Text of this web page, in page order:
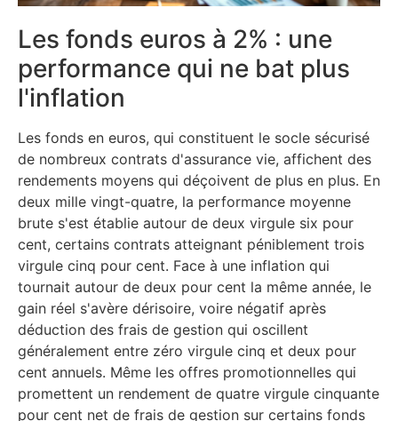
Les fonds euros à 2% : une
performance qui ne bat plus
l'inflation
Les fonds en euros, qui constituent le socle sécurisé
de nombreux contrats d'assurance vie, affichent des
rendements moyens qui déçoivent de plus en plus. En
deux mille vingt-quatre, la performance moyenne
brute s'est établie autour de deux virgule six pour
cent, certains contrats atteignant péniblement trois
virgule cinq pour cent. Face à une inflation qui
tournait autour de deux pour cent la même année, le
gain réel s'avère dérisoire, voire négatif après
déduction des frais de gestion qui oscillent
généralement entre zéro virgule cinq et deux pour
cent annuels. Même les offres promotionnelles qui
promettent un rendement de quatre virgule cinquante
pour cent net de frais de gestion sur certains fonds